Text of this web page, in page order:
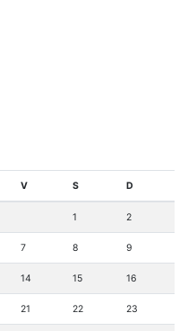
V S D
1 2
7 8 9
14 15 16
21 22 23